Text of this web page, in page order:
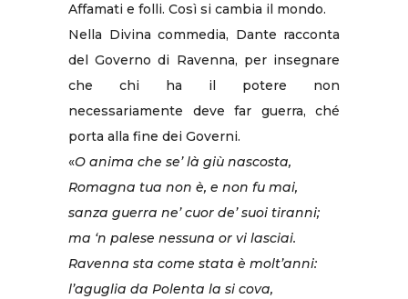
Affamati e folli. Così si cambia il mondo.
Nella Divina commedia, Dante racconta
del Governo di Ravenna, per insegnare
che chi ha il potere non
necessariamente deve far guerra, ché
porta alla fine dei Governi.
«O anima che se’ là giù nascosta,
Romagna tua non è, e non fu mai,
sanza guerra ne’ cuor de’ suoi tiranni;
ma ‘n palese nessuna or vi lasciai.
Ravenna sta come stata è molt’anni:
l’aguglia da Polenta la si cova,